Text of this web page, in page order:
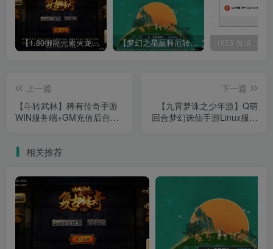
【1.80御龍元素火龙[摸摸登陆器]】战神引擎WIN服务端+GM工具+充值后台+双端+架设教程 【梦幻之星辰释厄转尊享挂机版】MT3换皮梦幻西游Linux服务端+GM后台+双端+源码+架设教程
上一篇
【斗转武林】稀有传奇手游
WIN服务端+GM充值后台
下一篇
【九霄梦诛之少年游】Q萌
回合梦幻诛仙手游Linux服务
相关推荐